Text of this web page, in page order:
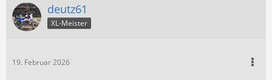
deutz61
XL-Meister
19. Februar 2026